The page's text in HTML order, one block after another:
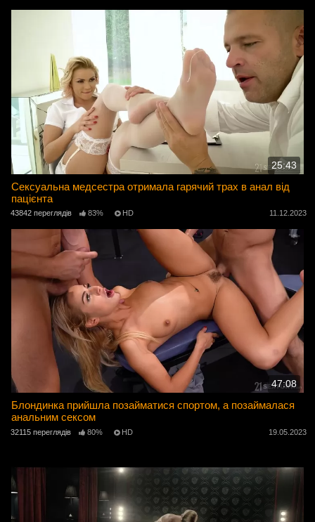
25:43
Сексуальна медсестра отримала гарячий трах в анал від
пацієнта
43842 переглядів 83% HD 11.12.2023
47:08
Блондинка прийшла позайматися спортом, а позаймалася
анальним сексом
32115 переглядів 80% HD 19.05.2023